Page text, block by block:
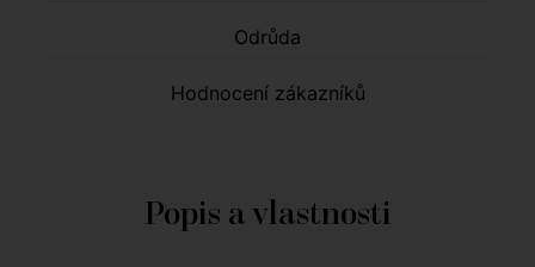
Odrůda
Hodnocení zákazníků
Popis a vlastnosti